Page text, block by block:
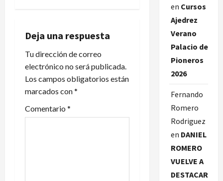
c
i
ó
Deja una respuesta
Tu dirección de correo
electrónico no será publicada.
Los campos obligatorios están
marcados con*
Comentario *
en Cursos
Ajedrez
Verano
Palacio de
Pioneros
2026
Fernando
Romero
Rodriguez
en DANIEL
ROMERO
VUELVE A
DESTACAR